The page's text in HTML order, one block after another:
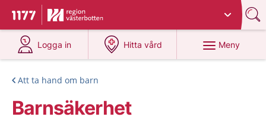
Till startsidan för 1177
Du har valt region
Logga in
på 1177.se
Hitta vård
på 1177.se
Meny
Att ta hand om barn
Barnsäkerhet